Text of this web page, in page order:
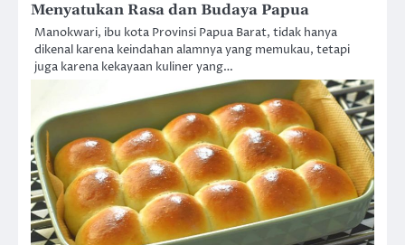
Menyatukan Rasa dan Budaya Papua
Manokwari, ibu kota Provinsi Papua Barat, tidak hanya
dikenal karena keindahan alamnya yang memukau, tetapi
juga karena kekayaan kuliner yang…